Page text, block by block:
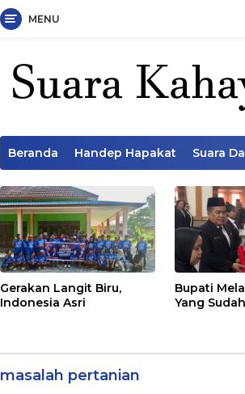
MENU
Beranda Handep Hapakat Suara
Gerakan Langit Biru,
Indonesia Asri
Bupati
Yang
masalah pertanian